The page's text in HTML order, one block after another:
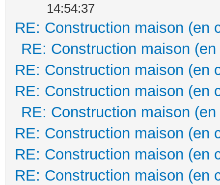
14:54:37
RE: Construction maison (en
RE: Construction maison
RE: Construction maison (en
RE: Construction maison (en
RE: Construction maison
RE: Construction maison (en
RE: Construction maison (en
RE: Construction maison (en